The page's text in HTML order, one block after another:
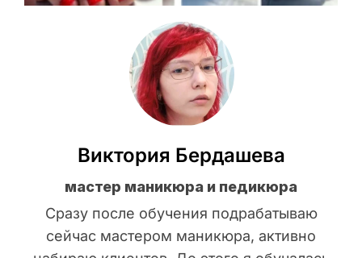
Виктория Бердашева
мастер маникюра и педикюра
Сразу после обучения подрабатываю
сейчас мастером маникюра, активно